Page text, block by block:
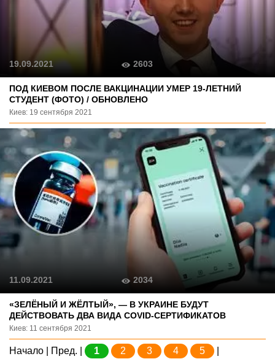
ПОД КИЕВОМ ПОСЛЕ ВАКЦИНАЦИИ УМЕР 19-ЛЕТНИЙ
СТУДЕНТ (ФОТО) / ОБНОВЛЕНО
Киев: 19 сентября 2021
19.09.2021 2603
«ЗЕЛЁНЫЙ И ЖЁЛТЫЙ», — В УКРАИНЕ БУДУТ
ДЕЙСТВОВАТЬ ДВА ВИДА COVID-СЕРТИФИКАТОВ
Киев: 11 сентября 2021
11.09.2021 2034
Начало | Пред. | 1 2 3 4 5